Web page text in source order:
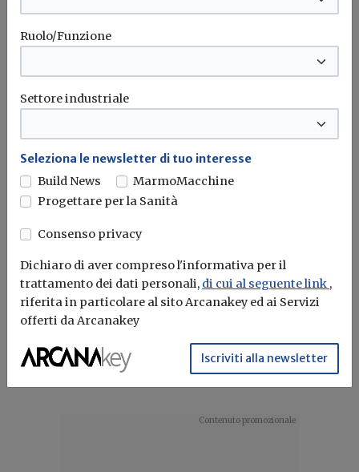
Revisione delle direttive sugli appalti
pubblici: la Risoluzione del Parlamento
delle direttive sugli...
Appalti pubblici Ue Risoluzione Parlamento europeo
Attualità
Direttiva EPBD IV e banche dati della
regolamento UE
In GUUE il regolamento di esecuzione che stabilisce
modelli comuni per trasferire...
Direttiva Case Green EPBD
Banca dati
Prestazione energetica nell'edilizia
...
Ruolo/Funzione
Settore industriale
Seleziona le newsletter di tuo interesse
Build News
MarmoMacchine
Progettare per la Sanità
Consenso privacy
Dichiaro di aver compreso l'informativa per il
trattamento dei dati personali, di cui al seguente link ,
riferita in particolare al sito Arcanakey ed ai Servizi
offerti da Arcanakey
Iscriviti alla newsletter